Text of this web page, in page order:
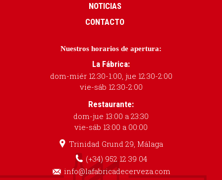
NOTICIAS
CONTACTO
Nuestros horarios de apertura:
La Fábrica:
dom-miér 12:30-1:00, jue 12:30-2:00
vie-sáb 12:30-2:00
Restaurante:
dom-jue 13:00 a 23:30
vie-sáb 13:00 a 00:00
Trinidad Grund 29, Málaga
(+34) 952 12 39 04
info@lafabricadecerveza.com